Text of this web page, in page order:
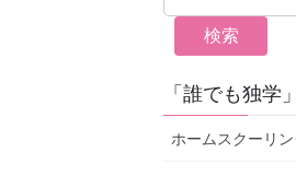
検索
「誰でも独学
ホームスクーリ